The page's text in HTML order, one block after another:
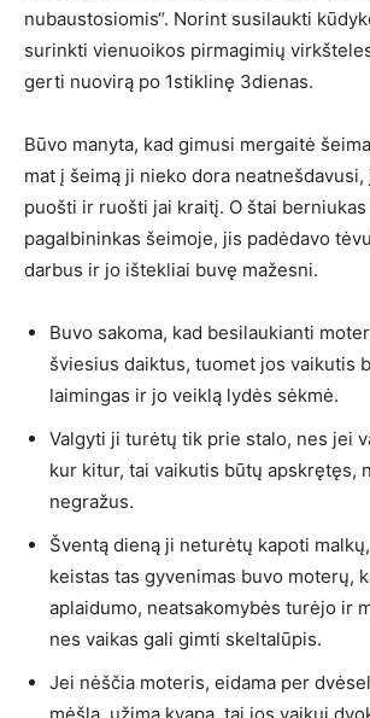
nubaustosiomis“. Norint susilaukti
surinkti vienuoikos pirmagimių
gerti nuovirą po 1stiklinę 3dienas.
Būvo manyta, kad gimusi mergaitė
mat į šeimą ji nieko dora
puošti ir ruošti jai kraitį. O štai
pagalbininkas šeimoje, jis padėdavo
darbus ir jo ištekliai buvę mažesni.
Buvo sakoma, kad besilaukianti
šviesius daiktus, tuomet jos vaikutis
laimingas ir jo veiklą lydės sėkmė.
Valgyti ji turėtų tik prie stalo, nes jei
kur kitur, tai vaikutis būtų apskrętęs,
negražus.
Šventą dieną ji neturėtų kapoti
keistas tas gyvenimas buvo moterų,
aplaidumo, neatsakomybės turėjo ir
nes vaikas gali gimti skeltalūpis.
Jei nėščia moteris, eidama per
mėšlą, užima kvapą, tai jos vaikui